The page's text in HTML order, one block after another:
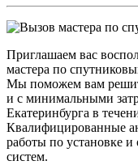
Приглашаем вас
мастера по
Мы поможем вам
и с минимальными
Екатеринбурга в
Квалифицированные
работы по установке
систем.